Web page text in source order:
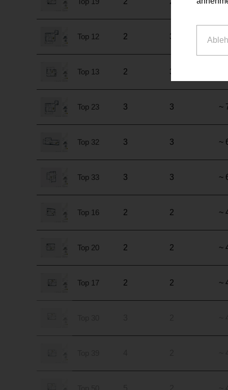
Top 12 2 3 ~
Top 13 2 3
Top 23 3 3 ~
Top 32 3 3 ~
Top 33 3 3 ~
Top 16 2 2 ~
Top 20 2 2 ~
Top 17 2 2 ~